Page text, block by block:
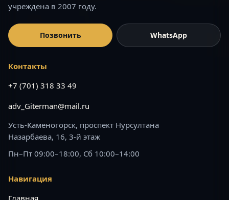
учреждена в 2007 году.
Позвонить WhatsApp
Контакты
+7 (701) 318 33 49
adv_Giterman@mail.ru
Усть-Каменогорск, проспект Нурсултана
Назарбаева, 16, 3-й этаж
Пн–Пт 09:00–18:00, Сб 10:00–14:00
Навигация
Главная